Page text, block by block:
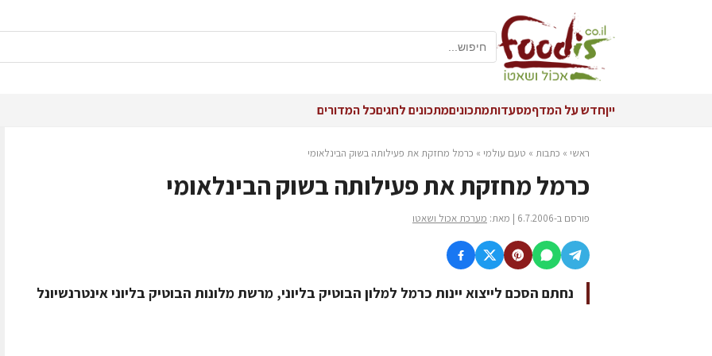
ייןחדש על המדףמסעדותמתכוניםמתכונים לחגיםכל המדורים
ראשי » כתבות » טעם עולמי » כרמל מחזקת את פעילותה בשוק הבינלאומי
כרמל מחזקת את פעילותה בשוק הבינלאומי
פורסם ב-6.7.2006 | מאת: מערכת אכול ושאטו
נחתם הסכם לייצוא יינות כרמל למלון הבוטיק בליוני, מרשת מלונות הבוטיק בליוני אינטרנשיונל